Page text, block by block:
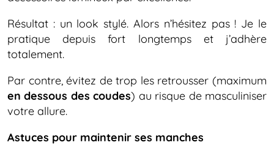
Résultat : un look stylé. Alors n’hésitez pas ! Je le
pratique depuis fort longtemps et j’adhère
totalement.
Par contre, évitez de trop les retrousser (maximum
en dessous des coudes) au risque de masculiniser
votre allure.
Astuces pour maintenir ses manches